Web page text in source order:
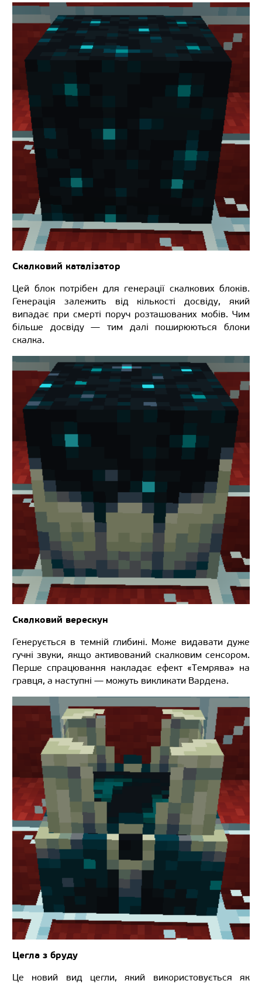
Скалковий каталізатор
Цей блок потрібен для генерації скалкових блоків.
Генерація залежить від кількості досвіду, який
випадає при смерті поруч розташованих мобів. Чим
більше досвіду — тим далі поширюються блоки
скалка.
Скалковий верескун
Генерується в темній глибині. Може видавати дуже
гучні звуки, якщо активований скалковим сенсором.
Перше спрацювання накладає ефект «Темрява» на
гравця, а наступні — можуть викликати Вардена.
Цегла з бруду
Це новий вид цегли, який використовується як